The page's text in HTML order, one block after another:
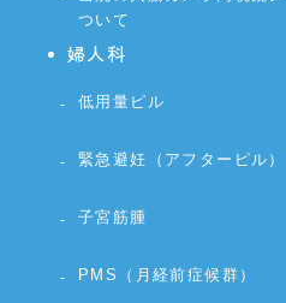
ついて
婦人科
低用量ピル
緊急避妊（アフターピル）
子宮筋腫
PMS（月経前症候群）